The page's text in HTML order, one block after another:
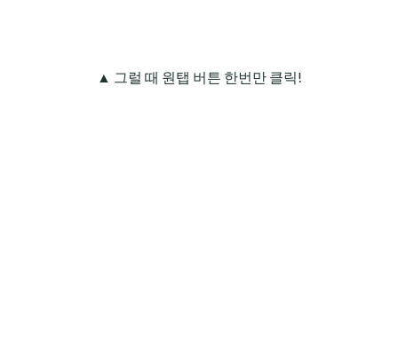
▲ 그럴 때 원탭 버튼 한번만 클릭!